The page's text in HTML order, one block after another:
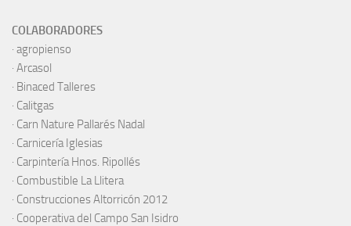
COLABORADORES
· agropienso
· Arcasol
· Binaced Talleres
· Calitgas
· Carn Nature Pallarés Nadal
· Carnicería Iglesias
· Carpintería Hnos. Ripollés
· Combustible La Llitera
· Construcciones Altorricón 2012
· Cooperativa del Campo San Isidro